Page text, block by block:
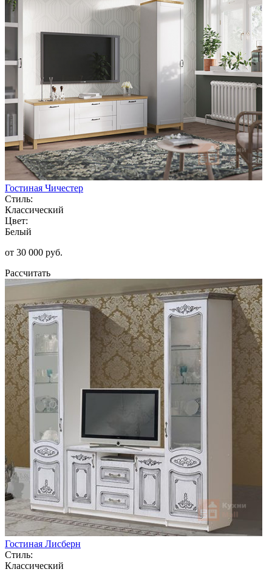
Гостиная Чичестер
Стиль:
Классический
Цвет:
Белый
от 30 000 руб.
Рассчитать
Гостиная Лисберн
Стиль:
Классический